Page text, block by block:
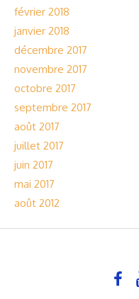
février 2018
janvier 2018
décembre 2017
novembre 2017
octobre 2017
septembre 2017
août 2017
juillet 2017
juin 2017
mai 2017
août 2012